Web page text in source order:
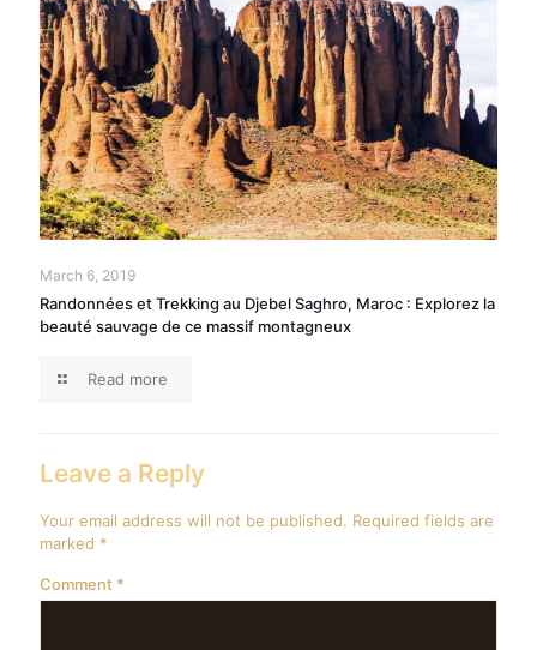
March 6, 2019
Randonnées et Trekking au Djebel Saghro, Maroc : Explorez la
beauté sauvage de ce massif montagneux
Read more
Leave a Reply
Your email address will not be published. Required fields are
marked *
Comment *